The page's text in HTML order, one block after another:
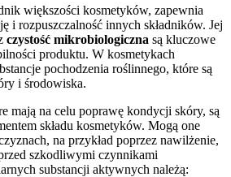
większości kosmetyków, zapewnia
i rozpuszczalność innych składników. Jej
czystość mikrobiologiczna są kluczowe
produktu. W kosmetykach
pochodzenia roślinnego, które są
i środowiska.
mają na celu poprawę kondycji skóry, są
składu kosmetyków. Mogą one
na przykład poprzez nawilżenie,
szkodliwymi czynnikami
substancji aktywnych należą: